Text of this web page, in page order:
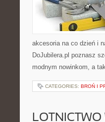
akcesoria na co dzień i
DoJubilera.pl poznasz
modnym nowinkom, a
CATEGORIES: BROŃ I
LOTNICTWO